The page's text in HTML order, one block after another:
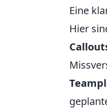
Eine
Hier